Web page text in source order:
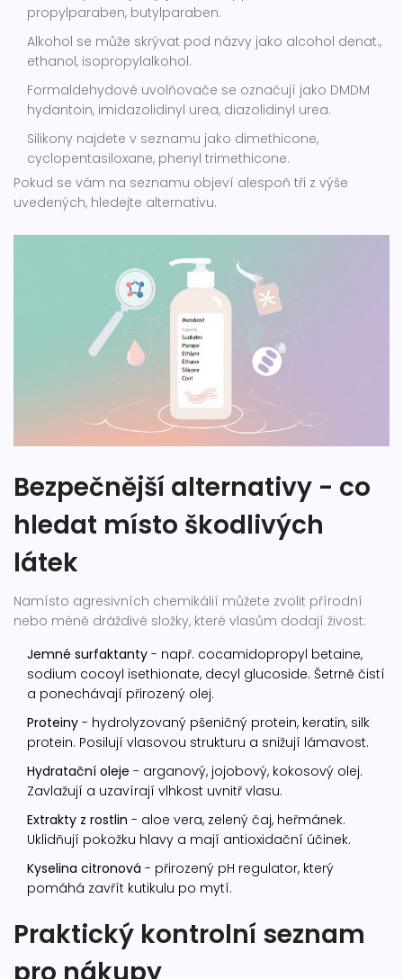
propylparaben, butylparaben.
Alkohol se může skrývat pod názvy jako alcohol denat.,
ethanol, isopropylalkohol.
Formaldehydové uvolňovače se označují jako DMDM
hydantoin, imidazolidinyl urea, diazolidinyl urea.
Silikony najdete v seznamu jako dimethicone,
cyclopentasiloxane, phenyl trimethicone.
Pokud se vám na seznamu objeví alespoň tři z výše
uvedených, hledejte alternativu.
Bezpečnější alternativy - co
hledat místo škodlivých
látek
Namísto agresivních chemikálií můžete zvolit přírodní
nebo méně dráždivé složky, které vlasům dodají živost:
Jemné surfaktanty - např. cocamidopropyl betaine,
sodium cocoyl isethionate, decyl glucoside. Šetrně čistí
a ponechávají přirozený olej.
Proteiny - hydrolyzovaný pšeničný protein, keratin, silk
protein. Posilují vlasovou strukturu a snižují lámavost.
Hydratační oleje - arganový, jojobový, kokosový olej.
Zavlažují a uzavírají vlhkost uvnitř vlasu.
Extrakty z rostlin - aloe vera, zelený čaj, heřmánek.
Uklidňují pokožku hlavy a mají antioxidační účinek.
Kyselina citronová - přirozený pH regulator, který
pomáhá zavřít kutikulu po mytí.
Praktický kontrolní seznam